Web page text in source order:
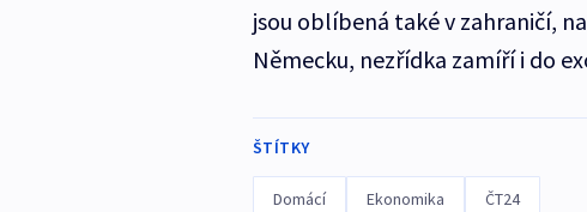
jsou oblíbená také v zahraničí,
Německu, nezřídka zamíří i do
ŠTÍTKY
Domácí Ekonomika ČT24